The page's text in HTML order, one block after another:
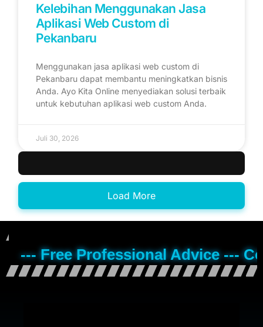
Kelebihan Menggunakan Jasa
Aplikasi Web Custom di
Pekanbaru
Menggunakan jasa aplikasi web custom di
Pekanbaru dapat membantu meningkatkan bisnis
Anda. Ayo Kita Online menyediakan solusi terbaik
untuk kebutuhan aplikasi web custom Anda.
Juli 30, 2026
Load More
--- Free Professional Advice ---